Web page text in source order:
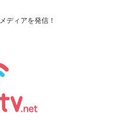
ディアを発信！